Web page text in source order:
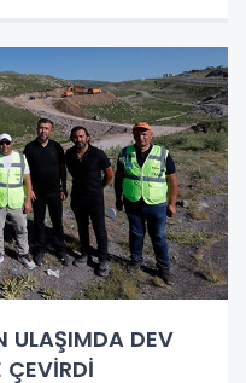
ULAŞIMDA DEV
ÇEVİRDİ